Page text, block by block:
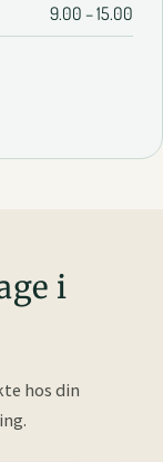
9.00 – 15.00
i
hos din